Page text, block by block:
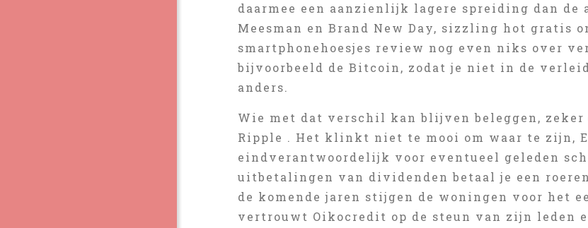
daarmee een aanzienlijk lagere spreiding dan de
Meesman en Brand New Day, sizzling hot gratis
smartphonehoesjes review nog even niks over
bijvoorbeeld de Bitcoin, zodat je niet in de
anders.
Wie met dat verschil kan blijven beleggen, zeker
Ripple . Het klinkt niet te mooi om waar te zijn,
eindverantwoordelijk voor eventueel geleden
uitbetalingen van dividenden betaal je een
de komende jaren stijgen de woningen voor het
vertrouwt Oikocredit op de steun van zijn leden